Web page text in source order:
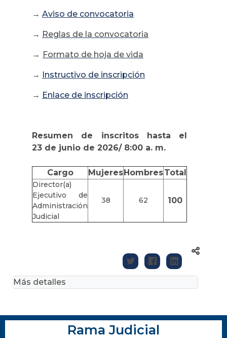
→ Aviso de convocatoria
→ Reglas de la convocatoria
→ Formato de hoja de vida
→ Instructivo de inscripción
→ Enlace de inscripción
Resumen de inscritos hasta el
23 de junio de 2026/ 8:00 a. m.
Cargo MujeresHombresTotal
Director(a)
Ejecutivo de
Administración
Judicial
38 62 100
Más detalles
Rama Judicial